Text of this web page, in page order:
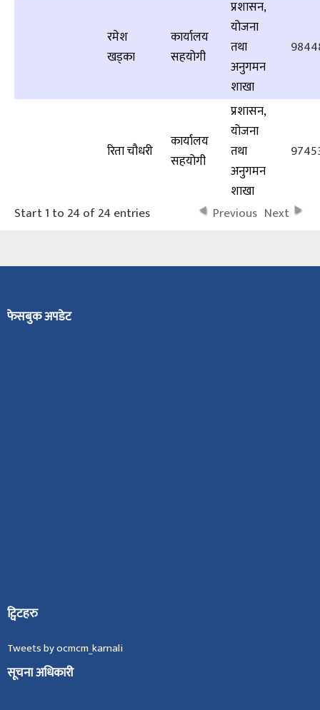
रमेश
खड्का
कार्यालय
सहयोगी
प्रशासन,
योजना
तथा
अनुगमन
शाखा
रिता चौधरी
कार्यालय
सहयोगी
प्रशासन,
योजना
तथा
अनुगमन
शाखा
Start 1 to 24 of 24 entries Previous Next
फेसबुक अपडेट
ट्विटहरु
Tweets by ocmcm_karnali
सूचना अधिकारी